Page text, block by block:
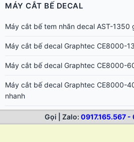
Gọi | Zalo:0917.165.567
MÁY CẮT BẾ DECAL
Máy cắt bế tem nhãn decal AST-1350
Máy cắt bế decal Graphtec CE8000-
Máy cắt bế decal Graphtec CE8000-
Máy cắt bế decal Graphtec CE8000-
nhanh
Máy cắt decal AS-1350 giá rẻ cắt bế